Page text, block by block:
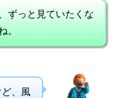
ずっと見ていたくな
。
、風